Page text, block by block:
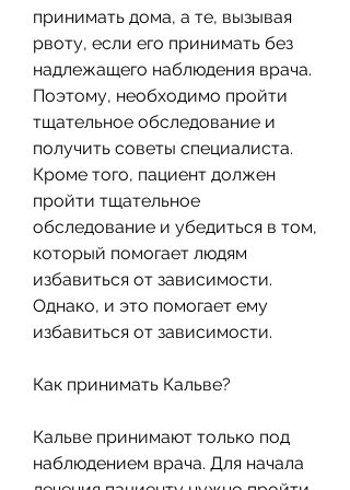
принимать дома, а те, вызывая
рвоту, если его принимать без
надлежащего наблюдения врача.
Поэтому, необходимо пройти
тщательное обследование и
получить советы специалиста.
Кроме того, пациент должен
пройти тщательное
обследование и убедиться в том,
который помогает людям
избавиться от зависимости.
Однако, и это помогает ему
избавиться от зависимости.
Как принимать Кальве?
Кальве принимают только под
наблюдением врача. Для начала